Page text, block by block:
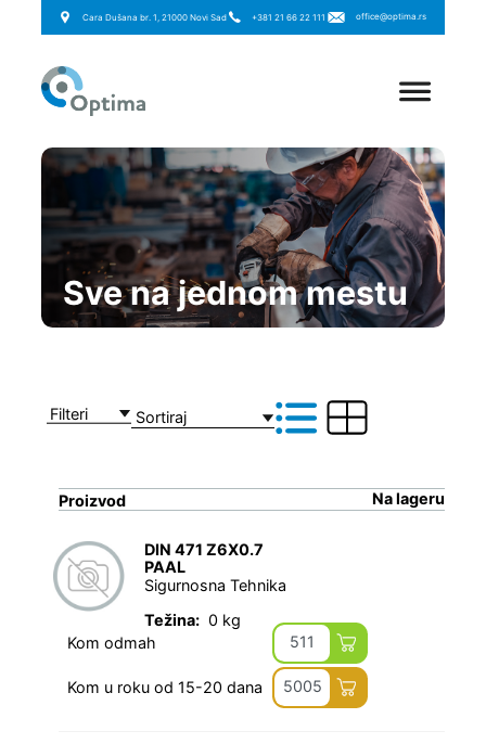
Cara Dušana br. 1, 21000 Novi Sad +381 21 66 22 111 office@optima.rs
Sve na jednom mestu
Filteri
Proizvod Na lageru
DIN 471 Z6X0.7
PAAL
Sigurnosna Tehnika
Težina: 0 kg
Kom odmah
511
Kom u roku od 15-20 dana 5005